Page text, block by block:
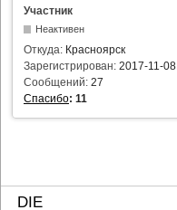
Участник
Неактивен
Откуда: Красноярск
Зарегистрирован: 2017-11-08
Сообщений: 27
Спасибо: 11
DIE